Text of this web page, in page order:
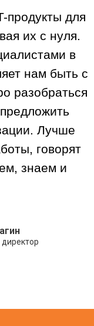
продукты для
их с нуля.
в
нам быть с
разобраться
Лучше
говорят
знаем и